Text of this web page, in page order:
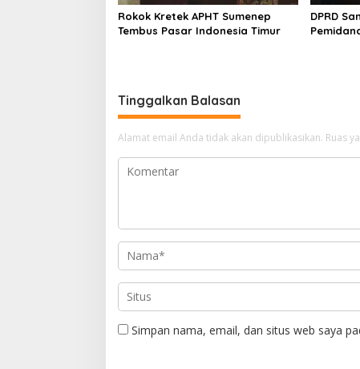
Rokok Kretek APHT Sumenep
Tembus Pasar Indonesia Timur
DPRD
Tinggalkan Balasan
Alamat email Anda tidak akan dipublikasikan. Ruas
Simpan nama, email, dan situs web saya